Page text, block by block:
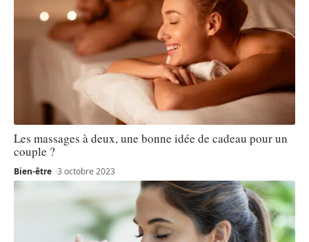
Les massages à deux, une bonne idée de cadeau pour un
couple ?
Bien-être 3 octobre 2023